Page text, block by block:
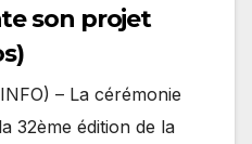
son projet
– La cérémonie
32ème édition de la